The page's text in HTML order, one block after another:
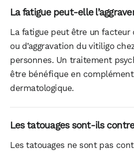
La fatigue peut-elle
La fatigue peut être un
ou d’aggravation du vitiligo
personnes. Un traitement
être bénéfique en
dermatologique.
Les tatouages sont-ils
Les tatouages ne sont pas